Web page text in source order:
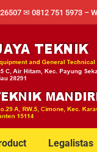
✉ 0812 751 5973 –
Legalistas